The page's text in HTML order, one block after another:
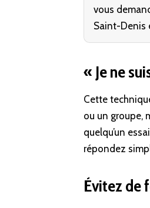
vous
Saint-Denis
« Je ne
Cette
ou un groupe,
quelqu’un
répondez
Évitez de